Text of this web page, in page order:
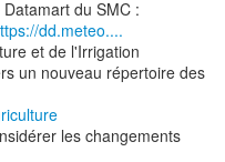
dd.meteo....
et de l'Irrigation
un nouveau répertoire des
les changements